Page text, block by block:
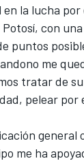
la lucha por
con
puntos
me
tratar de
pelear por
general
me ha